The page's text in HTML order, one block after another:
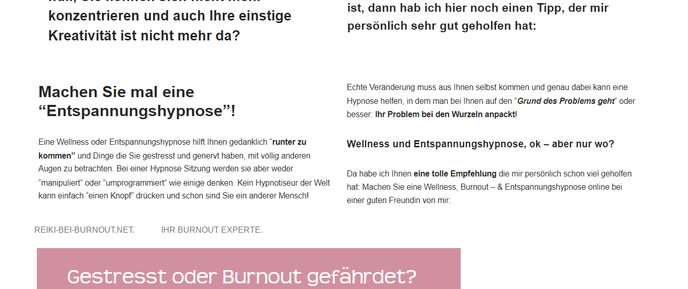
REIKI-BEI-BURNOUT.NET. IHR BURNOUT EXPERTE.